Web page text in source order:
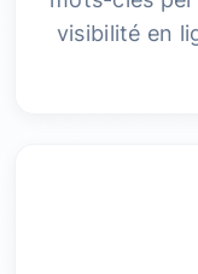
visibilité en